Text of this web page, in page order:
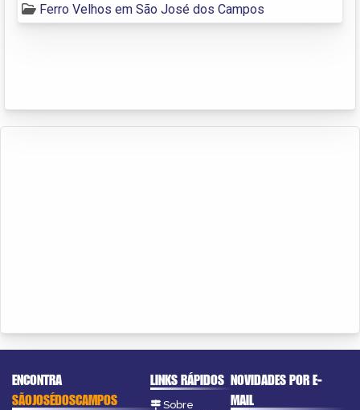
Ferro Velhos em São José dos Campos
ENCONTRA
SÃOJOSÉDOSCAMPOS
LINKS RÁPIDOS
Sobre
NOVIDADES POR E-
MAIL